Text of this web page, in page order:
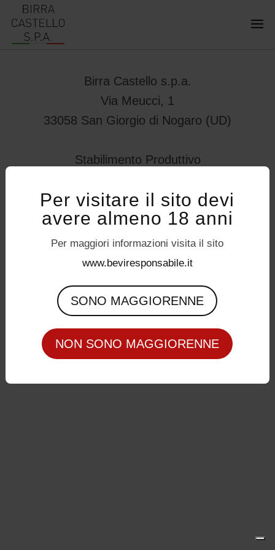
Birra Castello s.p.a.
Via Meucci, 1
33058 San Giorgio di Nogaro (UD)
Stabilimento Produttivo
32034 – Pedavena (BL)
servizioconsumatori@birracastello.it
Seguici su
P.I. 01994920302
Per visitare il sito devi
avere almeno 18 anni
Per maggiori informazioni visita il sito
www.beviresponsabile.it
SONO MAGGIORENNE
NON SONO MAGGIORENNE